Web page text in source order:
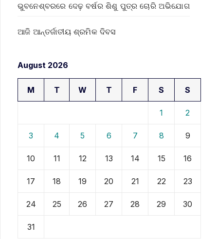
ଭୁବନେଶ୍ବରରେ ଦେଢ଼ ବର୍ଷର ଶିଶୁ ପୁତ୍ର ଚୋରି ଅଭିଯୋଗ
ଆଜି ଆନ୍ତର୍ଜାତୀୟ ଶ୍ରମିକ ଦିବସ
August 2026
M T W T F S S
1 2
3 4 5 6 7 8 9
10 11 12 13 14 15 16
17 18 19 20 21 22 23
24 25 26 27 28 29 30
31